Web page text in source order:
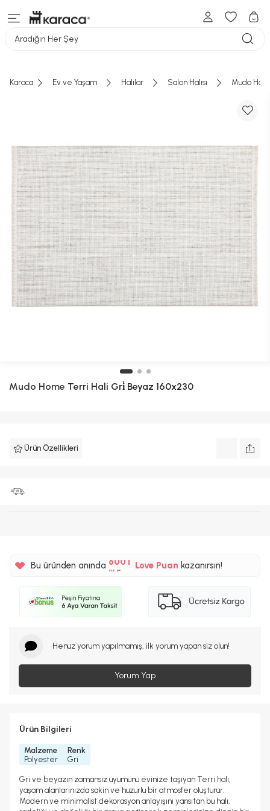
Aradığın Her Şey
Karaca Ev ve Yaşam Halılar Salon Halısı Mudo
Mudo Home Terri Hali Gri̇ Beyaz 160x230
Ürün Özellikleri
Bu üründen anında %5Love Puankazanırsın!
Henüz yorum yapılmamış, ilk yorum yapan siz olun!
Yorum Yap
Ürün Bilgileri
Malzeme
Polyester
Renk
Gri
Gri ve beyazın zamansız uyumunu evinize taşıyan Terri halı,
yaşam alanlarınızda sakin ve huzurlu bir atmosfer oluşturur.
Modern ve minimalist dekorasyon anlayışını yansıtan bu halı,